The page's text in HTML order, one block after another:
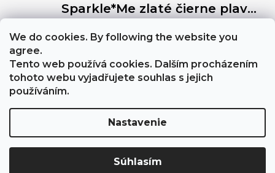
We do cookies. By following the website you
agree.
Tento web používá cookies. Dalším procházením
tohoto webu vyjadřujete souhlas s jejich
používáním.
Nastavenie
Súhlasím
Sparkle*Me zlaté čierne plavky s vysokým pásom – brazílske nohavičky s prešívaním na zadnej strane, ktoré sa dajú preložiť na boky, so zlatým lemovaním
Hodnotenie produktu je 5 z 5 hviezdičiek.
Výborně stahují břicho, a zezadu jsou velmi sexy
About Sparkle*Me
Copyright 2026Sparkle*Me. Všetky práva vyhradené.
Upraviť nastavenie cookies